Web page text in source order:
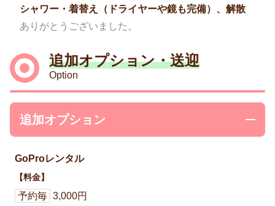
シャワー・着替え（ドライヤーや鏡も完備）、解散
ありがとうございました。
追加オプション・送迎
Option
追加オプション
GoProレンタル
【料金】
予約毎 3,000円